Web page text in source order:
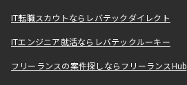
IT転職スカウトならレバテックダイレクト
ITエンジニア就活ならレバテックルーキー
フリーランスの案件探しならフリーランスHub